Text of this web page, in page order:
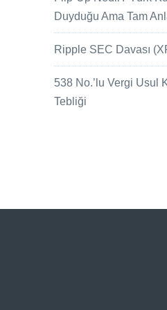
Duyduğu Ama Tam
Ripple SEC Davası
538 No.’lu Vergi Usul
Tebliği